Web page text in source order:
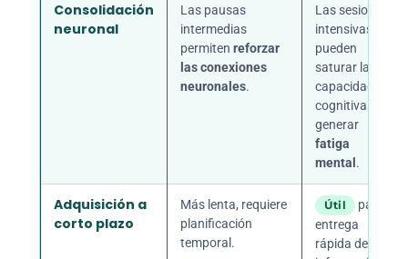
Consolidación
neuronal
Las pausas
intermedias
permitenreforzar
las conexiones
neuronales.
Las sesiones
intensivas
pueden
saturar las
capacidades
cognitivas y
generar
fatiga
mental .
Adquisición a
corto plazo
Más lenta, requiere
planificación
temporal.
Útil
para
entrega
rápida de